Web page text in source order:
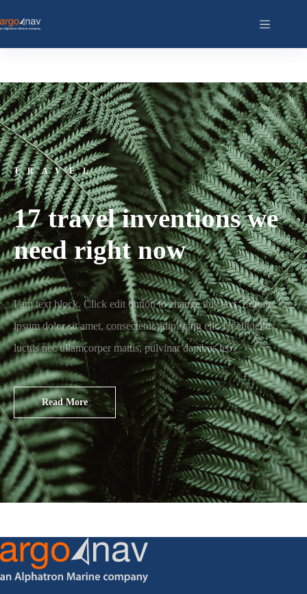
TRAVEL
17 travel inventions we
need right now
I am text block. Click edit button to change this text. Lorem
ipsum dolor sit amet, consectetur adipiscing elit. Ut elit tellus,
luctus nec ullamcorper mattis, pulvinar dapibus leo.
Read More